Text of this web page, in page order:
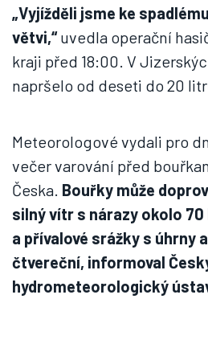
„Vyjížděli jsme ke
větvi,“uvedla operační
kraji před 18:00. V
napršelo od deseti do 20
Meteorologové vydali pro
večer varování před
Česka. Bouřky může
silný vítr s nárazy okolo
a přívalové srážky s úhrny
čtvereční, informoval
hydrometeorologický